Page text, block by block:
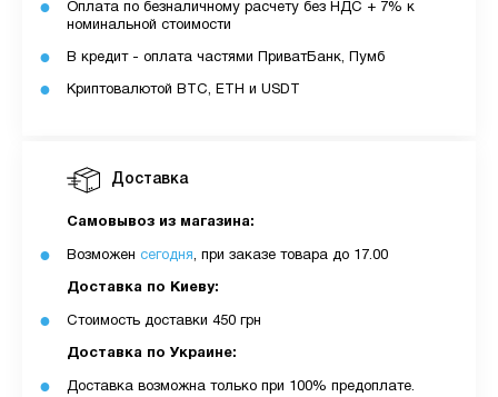
Доставка
Самовывоз из магазина:
Возможен сегодня, при заказе товара до 17.00
Доставка по Киеву:
Стоимость доставки 450 грн
Доставка по Украине:
Доставка возможна только при 100% предоплате.
Оплата по безналичному расчету без НДС + 7% к
номинальной стоимости
В кредит - оплата частями ПриватБанк, Пумб
Криптовалютой BTC, ETH и USDT